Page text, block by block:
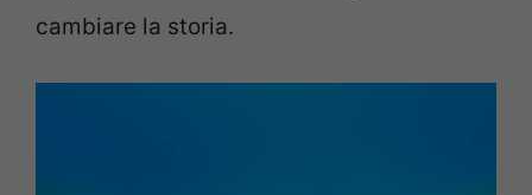
cambiare la storia.